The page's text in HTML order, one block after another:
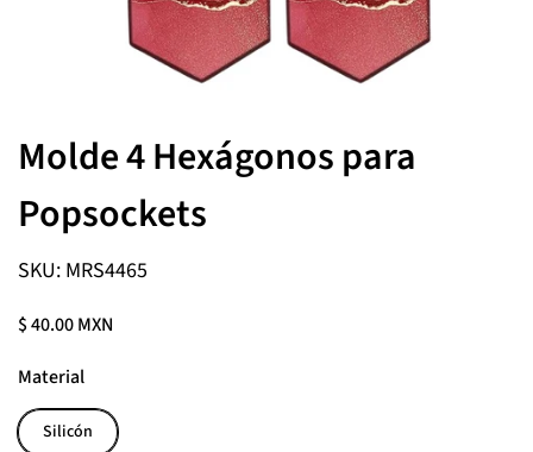
Molde 4 Hexágonos para
Popsockets
SKU: MRS4465
$ 40.00 MXN
Material
Silicón